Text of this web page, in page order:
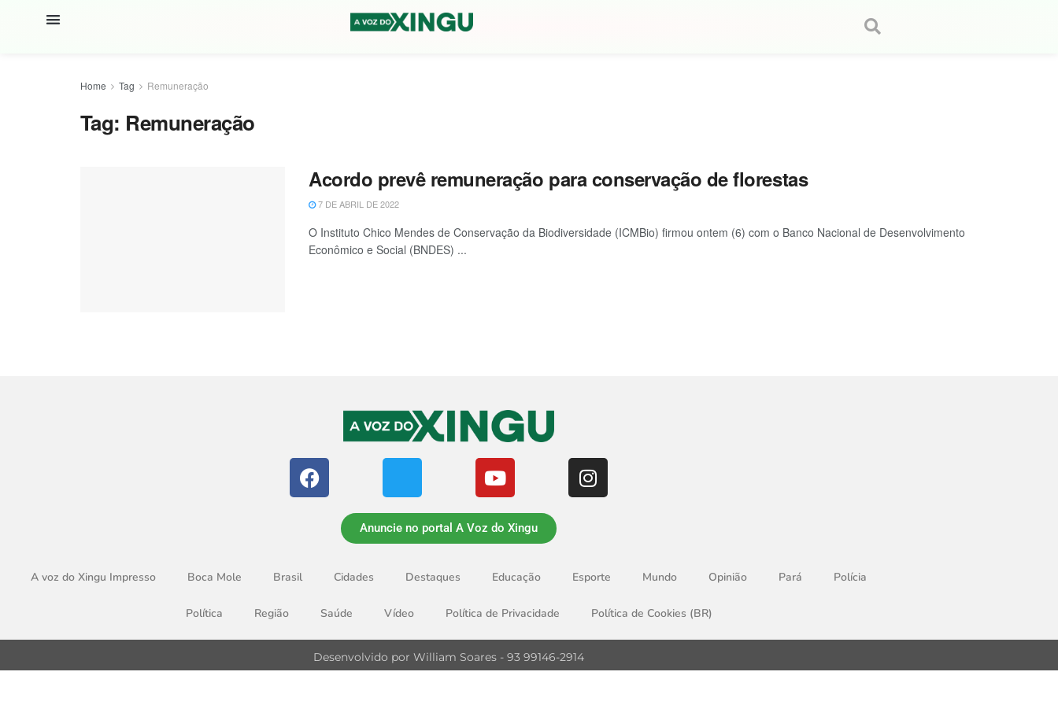
Home Tag Remuneração
Tag: Remuneração
Acordo prevê remuneração para conservação de florestas
7 DE ABRIL DE 2022
O Instituto Chico Mendes de Conservação da Biodiversidade (ICMBio) firmou ontem (6) com o Banco Nacional de Desenvolvimento
Econômico e Social (BNDES) ...
Anuncie no portal A Voz do Xingu
A voz do Xingu Impresso Boca Mole Brasil Cidades Destaques Educação Esporte Mundo Opinião Pará Polícia
Política Região Saúde Vídeo Política de Privacidade Política de Cookies (BR)
Desenvolvido por William Soares - 93 99146-2914